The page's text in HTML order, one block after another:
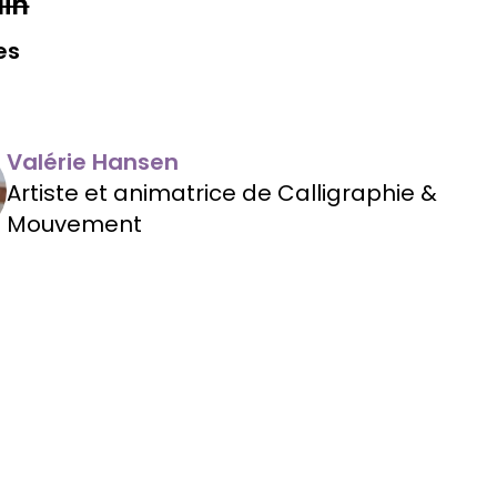
Valérie Hansen
Artiste et animatrice de Calligraphie &
Mouvement